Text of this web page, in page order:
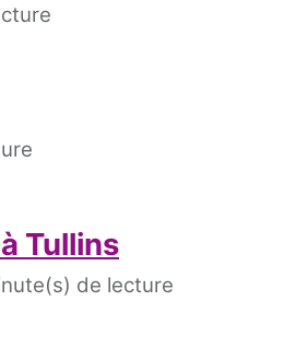
Tullins
de lecture